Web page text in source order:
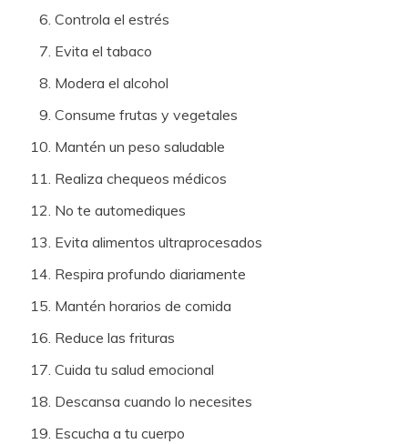
Controla el estrés
Evita el tabaco
Modera el alcohol
Consume frutas y vegetales
Mantén un peso saludable
Realiza chequeos médicos
No te automediques
Evita alimentos ultraprocesados
Respira profundo diariamente
Mantén horarios de comida
Reduce las frituras
Cuida tu salud emocional
Descansa cuando lo necesites
Escucha a tu cuerpo